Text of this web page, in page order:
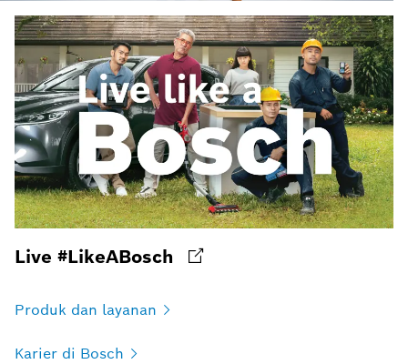
Live #LikeABosch
Produk dan layanan
Karier di Bosch